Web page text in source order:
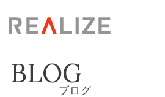
BLOG
ブログ